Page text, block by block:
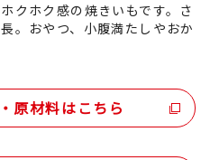
クホク感の焼きいもです。さ
。おやつ、小腹満たしやおか
原材料はこちら